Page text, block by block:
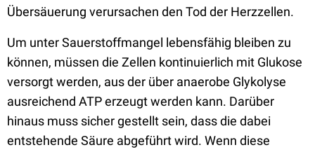
Übersäuerung verursachen den Tod der Herzzellen.
Um unter Sauerstoffmangel lebensfähig bleiben zu
können, müssen die Zellen kontinuierlich mit Glukose
versorgt werden, aus der über anaerobe Glykolyse
ausreichend ATP erzeugt werden kann. Darüber
hinaus muss sicher gestellt sein, dass die dabei
entstehende Säure abgeführt wird. Wenn diese